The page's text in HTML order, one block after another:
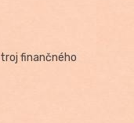
finančného